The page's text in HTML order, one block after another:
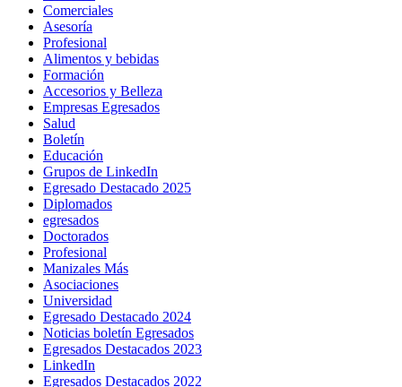
Comerciales
Asesoría
Profesional
Alimentos y bebidas
Formación
Accesorios y Belleza
Empresas Egresados
Salud
Boletín
Educación
Grupos de LinkedIn
Egresado Destacado 2025
Diplomados
egresados
Doctorados
Profesional
Manizales Más
Asociaciones
Universidad
Egresado Destacado 2024
Noticias boletín Egresados
Egresados Destacados 2023
LinkedIn
Egresados Destacados 2022